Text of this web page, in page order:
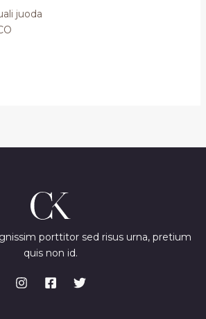
juoda
porttitor sed risus urna, pretium
quis non id.